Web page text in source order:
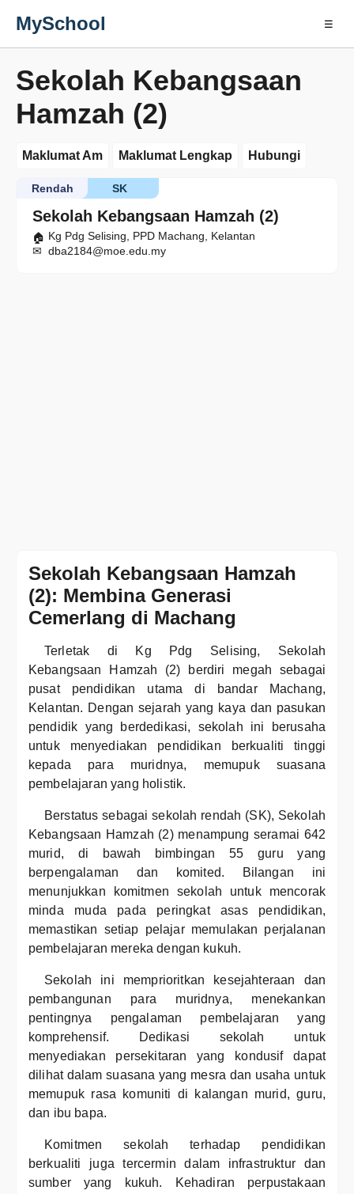
MySchool ☰
Sekolah Kebangsaan
Hamzah (2)
Maklumat Am Maklumat Lengkap Hubungi
Sekolah Kebangsaan Hamzah (2)
SK
Rendah
Kg Pdg Selising, PPD Machang, Kelantan
dba2184@moe.edu.my
Sekolah Kebangsaan Hamzah
(2): Membina Generasi
Cemerlang di Machang
Terletak di Kg Pdg Selising, Sekolah
Kebangsaan Hamzah (2) berdiri megah sebagai
pusat pendidikan utama di bandar Machang,
Kelantan. Dengan sejarah yang kaya dan pasukan
pendidik yang berdedikasi, sekolah ini berusaha
untuk menyediakan pendidikan berkualiti tinggi
kepada para muridnya, memupuk suasana
pembelajaran yang holistik.
Berstatus sebagai sekolah rendah (SK), Sekolah
Kebangsaan Hamzah (2) menampung seramai 642
murid, di bawah bimbingan 55 guru yang
berpengalaman dan komited. Bilangan ini
menunjukkan komitmen sekolah untuk mencorak
minda muda pada peringkat asas pendidikan,
memastikan setiap pelajar memulakan perjalanan
pembelajaran mereka dengan kukuh.
Sekolah ini memprioritkan kesejahteraan dan
pembangunan para muridnya, menekankan
pentingnya pengalaman pembelajaran yang
komprehensif. Dedikasi sekolah untuk
menyediakan persekitaran yang kondusif dapat
dilihat dalam suasana yang mesra dan usaha untuk
memupuk rasa komuniti di kalangan murid, guru,
dan ibu bapa.
Komitmen sekolah terhadap pendidikan
berkualiti juga tercermin dalam infrastruktur dan
sumber yang kukuh. Kehadiran perpustakaan